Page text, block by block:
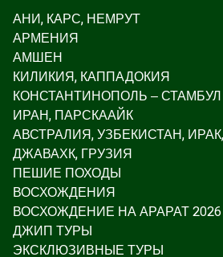
АНИ, КАРС, НЕМРУТ
АРМЕНИЯ
АМШЕН
КИЛИКИЯ, КАППАДОКИЯ
КОНСТАНТИНОПОЛЬ – СТАМБУЛ
ИРАН, ПАРСКААЙК
АВСТРАЛИЯ, УЗБЕКИСТАН,
ДЖАВАХК, ГРУЗИЯ
ПЕШИЕ ПОХОДЫ
ВОСХОЖДЕНИЯ
ВОСХОЖДЕНИЕ НА АРАРАТ 2026
ДЖИП ТУРЫ
ЭКСКЛЮЗИВНЫЕ ТУРЫ